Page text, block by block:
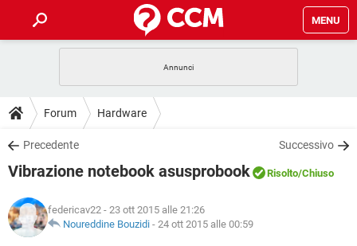
MENU
INTRATTENIMENTO
iOS
INSTAGRAM WHATSAPP
TIKTOK
HARDWARE
GUIDE
COVID-19
INSTAGRAM WHATSAPP
TIKTOK
DOWNLOAD
COVID-19 GAMING
INTRATTENIMENTO
iOS WINDOWS 10
COVID-19 GAMING
INTRATTENIMENTO
GLOSSARIO
Forum Hardware
Precedente Successivo
Vibrazione notebook asusprobook Risolto/Chiuso
federicav22 - 23 ott 2015 alle 21:26
Noureddine Bouzidi - 24 ott 2015 alle 00:59